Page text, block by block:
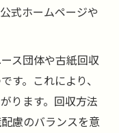
式ホームページや
ス団体や古紙回収
す。これにより、
ります。回収方法
慮のバランスを意